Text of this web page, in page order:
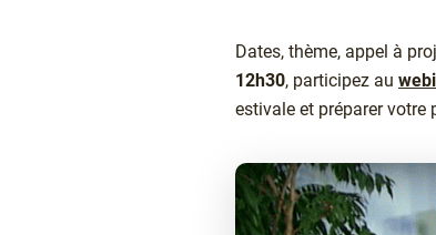
Chapô
Dates, thème, appel à
12h30, participez au
estivale et préparer